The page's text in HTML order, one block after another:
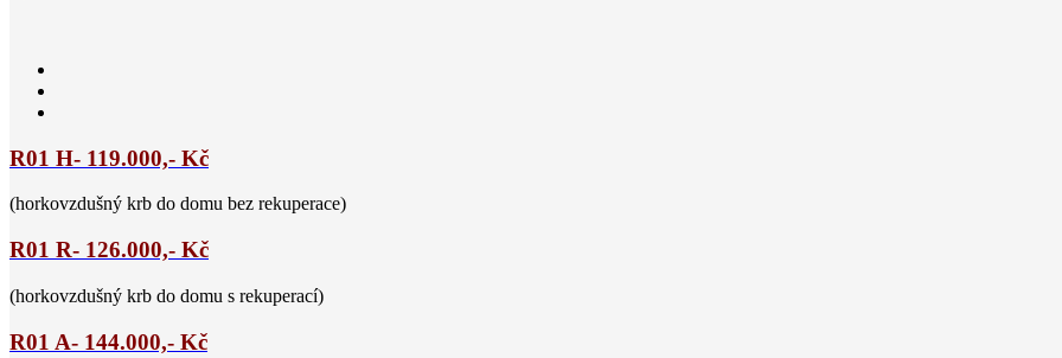
R01 H- 119.000,- Kč
(horkovzdušný krb do domu bez rekuperace)
R01 R- 126.000,- Kč
(horkovzdušný krb do domu s rekuperací)
R01 A- 144.000,- Kč